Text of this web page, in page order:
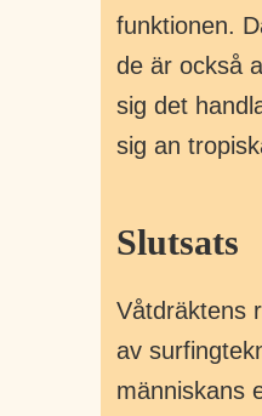
funktionen.
de är också
sig det
sig an
Slutsats
Våtdräktens
av
människans